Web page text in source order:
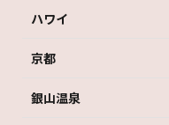
ハワイ
京都
銀山温泉